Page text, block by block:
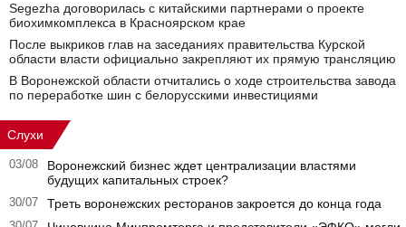
Segezha договорилась с китайскими партнерами о проекте
биохимкомплекса в Красноярском крае
После выкриков глав на заседаниях правительства Курской
области власти официально закрепляют их прямую трансляцию
В Воронежской области отчитались о ходе строительства завода
по переработке шин с белорусскими инвестициями
Слухи
03/08
Воронежский бизнес ждет централизации властями
будущих капитальных строек?
30/07 Треть воронежских ресторанов закроется до конца года